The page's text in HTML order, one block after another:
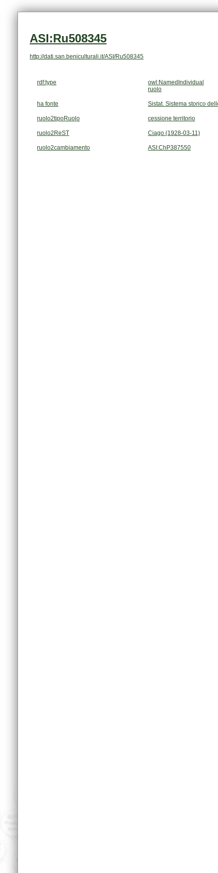
ASI:Ru508345
http://dati.san.beniculturali.it/ASI/Ru508345
rdf:type
owl:NamedIndividual
ruolo
ha fonte Sistat. Sistema storico
ruolo2tipoRuolo cessione territorio
ruolo2ReST Ciago (1928-03-11)
ruolo2cambiamento ASI:ChP387550